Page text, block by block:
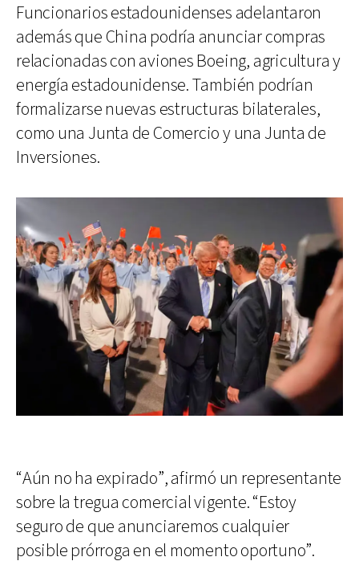
Funcionarios estadounidenses adelantaron
además que China podría anunciar compras
relacionadas con aviones Boeing, agricultura y
energía estadounidense. También podrían
formalizarse nuevas estructuras bilaterales,
como una Junta de Comercio y una Junta de
Inversiones.
“Aún no ha expirado”, afirmó un representante
sobre la tregua comercial vigente. “Estoy
seguro de que anunciaremos cualquier
posible prórroga en el momento oportuno”.